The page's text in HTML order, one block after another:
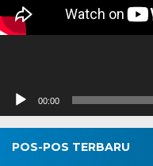
00:00
POS-POS TERBARU